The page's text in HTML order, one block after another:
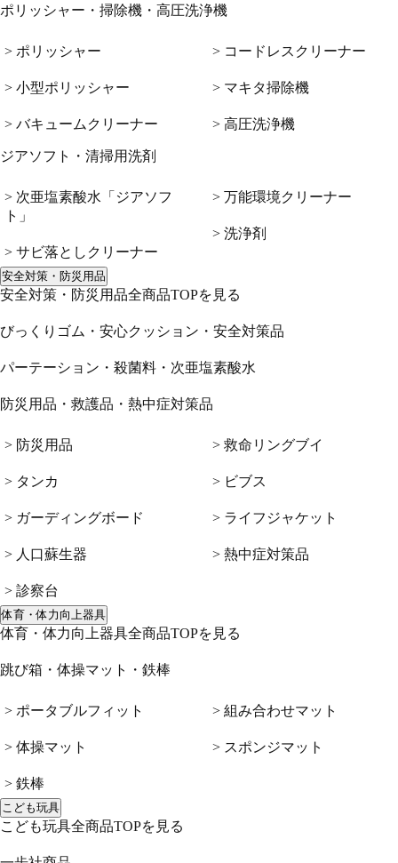
ポリッシャー・掃除機・高圧洗浄機
> ポリッシャー
> 小型ポリッシャー
> バキュームクリーナー
> コードレスクリーナー
> マキタ掃除機
> 高圧洗浄機
ジアソフト・清掃用洗剤
> 次亜塩素酸水「ジアソフ
ト」
> サビ落としクリーナー
> 万能環境クリーナー
> 洗浄剤
安全対策・防災用品
安全対策・防災用品全商品TOPを見る
びっくりゴム・安心クッション・安全対策品
パーテーション・殺菌料・次亜塩素酸水
防災用品・救護品・熱中症対策品
> 防災用品
> タンカ
> ガーディングボード
> 人口蘇生器
> 診察台
> 救命リングブイ
> ビブス
> ライフジャケット
> 熱中症対策品
体育・体力向上器具
体育・体力向上器具全商品TOPを見る
跳び箱・体操マット・鉄棒
> ポータブルフィット
> 体操マット
> 鉄棒
> 組み合わせマット
> スポンジマット
こども玩具
こども玩具全商品TOPを見る